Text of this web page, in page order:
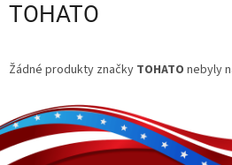
TOHATO
Žádné produkty značky TOHATO nebyly
á
p